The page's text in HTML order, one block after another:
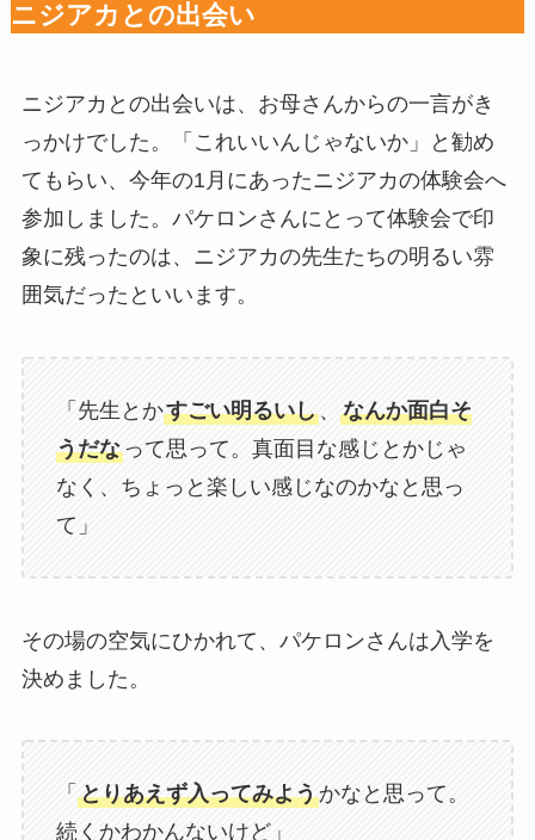
ニジアカとの出会い
ニジアカとの出会いは、お母さんからの一言がき
っかけでした。「これいいんじゃないか」と勧め
てもらい、今年の1月にあったニジアカの体験会へ
参加しました。パケロンさんにとって体験会で印
象に残ったのは、ニジアカの先生たちの明るい雰
囲気だったといいます。
「先生とかすごい明るいし、 なんか面白そ
うだなって思って。真面目な感じとかじゃ
なく、ちょっと楽しい感じなのかなと思っ
て」
その場の空気にひかれて、パケロンさんは入学を
決めました。
「 とりあえず入ってみようかなと思って。
続くかわかんないけど」